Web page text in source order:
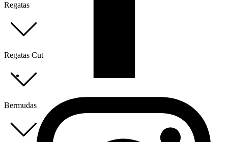
Regatas
Regatas Cut
Bermudas